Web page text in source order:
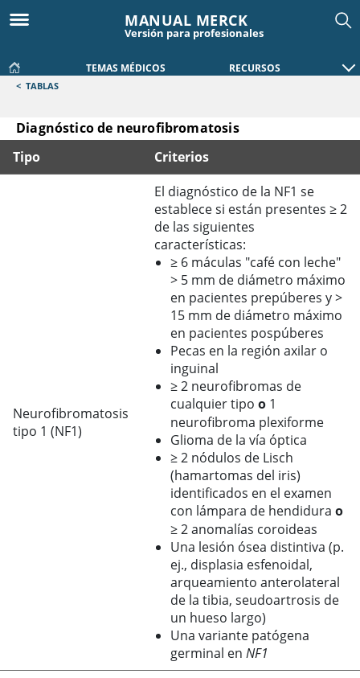
MANUAL MERCK
Versión para profesionales
TEMAS MÉDICOS RECURSOS
< TABLAS
Diagnóstico de neurofibromatosis
Diagnóstico de neurofibromatosis
Tipo Criterios
Neurofibromatosis
tipo 1 (NF1)
El diagnóstico de la NF1 se
establece si están presentes ≥ 2
de las siguientes
características:
≥ 6 máculas "café con leche"
> 5 mm de diámetro máximo
en pacientes prepúberes y>
15 mm de diámetro máximo
en pacientes pospúberes
Pecas en la región axilar o
inguinal
≥2 neurofibromas de
cualquier tipo o 1
neurofibroma plexiforme
Glioma de la vía óptica
≥2 nódulos de Lisch
(hamartomas del iris)
identificados en el examen
con lámpara de hendidura o
≥2 anomalías coroideas
Una lesión ósea distintiva (p.
ej., displasia esfenoidal,
arqueamiento anterolateral
de la tibia, seudoartrosis de
un hueso largo)
Una variante patógena
germinal en NF1